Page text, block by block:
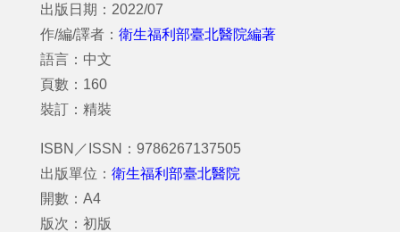
出版日期：2022/07
作/編/譯者： 衛生福利部臺北醫院編著
語言：中文
頁數：160
裝訂：精裝
ISBN／ISSN：9786267137505
出版單位： 衛生福利部臺北醫院
開數：A4
版次：初版